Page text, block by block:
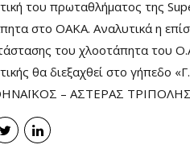
του πρωταθλήματος της
στο ΟΑΚΑ. Αναλυτικά η
του χλοοτάπητα του
θα διεξαχθεί στο γήπεδο
– ΑΣΤΕΡΑΣ ΤΡΙΠΟΛΗΣ,